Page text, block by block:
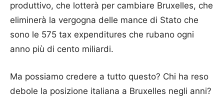
produttivo, che lotterà per cambiare Bruxelles, che
eliminerà la vergogna delle mance di Stato che
sono le 575 tax expenditures che rubano ogni
anno più di cento miliardi.
Ma possiamo credere a tutto questo? Chi ha reso
debole la posizione italiana a Bruxelles negli anni?